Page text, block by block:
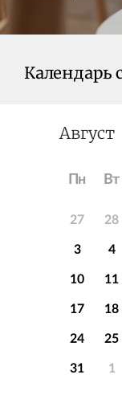
Календарь
Август
Пн Вт
27 28
3
4
10
11
17
18
24
25
31
1